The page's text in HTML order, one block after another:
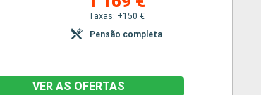
Taxas: +150 €
Pensão completa
VER AS OFERTAS